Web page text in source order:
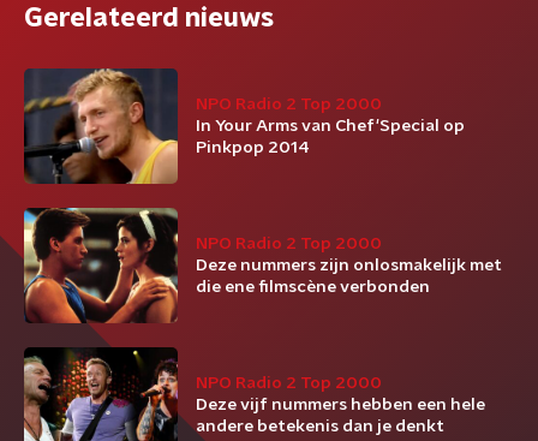
Gerelateerd nieuws
NPO Radio 2 Top 2000
In Your Arms van Chef'Special op
Pinkpop 2014
NPO Radio 2 Top 2000
Deze nummers zijn onlosmakelijk met
die ene filmscène verbonden
NPO Radio 2 Top 2000
Deze vijf nummers hebben een hele
andere betekenis dan je denkt